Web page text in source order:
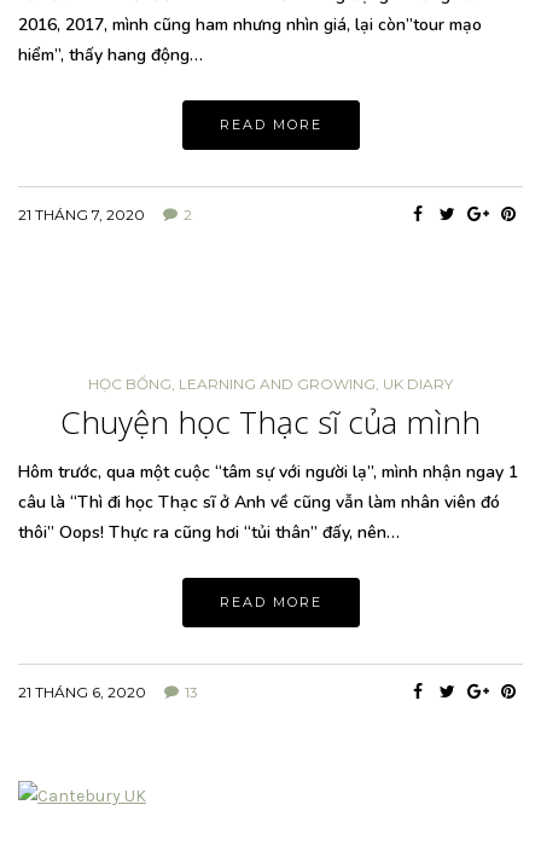
2016, 2017, mình cũng ham nhưng nhìn giá, lại còn”tour mạo
hiểm”, thấy hang động…
READ MORE
21 THÁNG 7, 2020 2
HỌC BỔNG LEARNING AND GROWING UK DIARY
Chuyện học Thạc sĩ của mình
Hôm trước, qua một cuộc “tâm sự với người lạ”, mình nhận ngay 1
câu là “Thì đi học Thạc sĩ ở Anh về cũng vẫn làm nhân viên đó
thôi” Oops! Thực ra cũng hơi “tủi thân” đấy, nên…
READ MORE
21 THÁNG 6, 2020 13